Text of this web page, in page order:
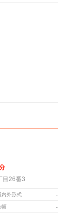
目26番3
内外形式 -
幅 -